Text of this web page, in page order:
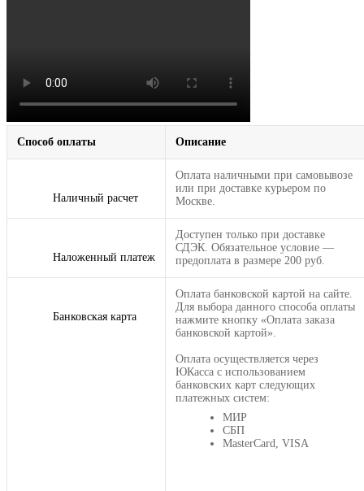
Способ оплаты Описание
Наличный расчет
Оплата наличными при самовывозе
или при доставке курьером по
Москве.
Наложенный платеж
Доступен только при доставке
СДЭК. Обязательное условие —
предоплата в размере 200 руб.
Банковская карта
Оплата банковской картой на сайте.
Для выбора данного способа оплаты
нажмите кнопку «Оплата заказа
банковской картой».
Оплата осуществляется через
ЮКасса с использованием
банковских карт следующих
платежных систем:
МИР
СБП
MasterCard, VISA